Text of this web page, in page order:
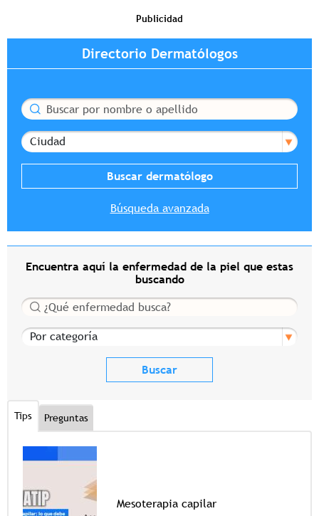
Publicidad
Directorio Dermatólogos
Buscar
Ciudad
Búsqueda avanzada
Encuentra aquí la enfermedad de la piel que estas
buscando
Buscar
Por categoría
Tips Preguntas
Mesoterapia capilar